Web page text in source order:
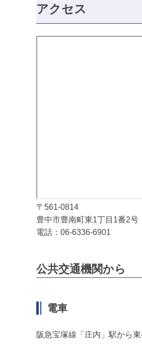
アクセス
〒561-0814
豊中市豊南町東1丁目1番2号
電話：06-6336-6901
公共交通機関から
電車
阪急宝塚線「庄内」駅から